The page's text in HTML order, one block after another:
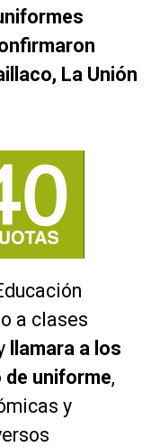
La Unión
a clases
llamara a los
uniforme,
y